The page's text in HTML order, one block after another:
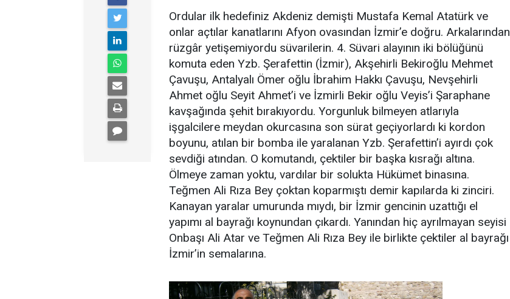
Ordular ilk hedefiniz Akdeniz demişti Mustafa Kemal Atatürk ve
onlar açtılar kanatlarını Afyon ovasından İzmir’e doğru. Arkalarından
rüzgâr yetişemiyordu süvarilerin. 4. Süvari alayının iki bölüğünü
komuta eden Yzb. Şerafettin (İzmir), Akşehirli Bekiroğlu Mehmet
Çavuşu, Antalyalı Ömer oğlu İbrahim Hakkı Çavuşu, Nevşehirli
Ahmet oğlu Seyit Ahmet’i ve İzmirli Bekir oğlu Veyis’i Şaraphane
kavşağında şehit bırakıyordu. Yorgunluk bilmeyen atlarıyla
işgalcilere meydan okurcasına son sürat geçiyorlardı ki kordon
boyunu, atılan bir bomba ile yaralanan Yzb. Şerafettin’i ayırdı çok
sevdiği atından. O komutandı, çektiler bir başka kısrağı altına.
Ölmeye zaman yoktu, vardılar bir solukta Hükümet binasına.
Teğmen Ali Rıza Bey çoktan koparmıştı demir kapılarda ki zinciri.
Kanayan yaralar umurunda mıydı, bir İzmir gencinin uzattığı el
yapımı al bayrağı koynundan çıkardı. Yanından hiç ayrılmayan seyisi
Onbaşı Ali Atar ve Teğmen Ali Rıza Bey ile birlikte çektiler al bayrağı
İzmir’in semalarına.